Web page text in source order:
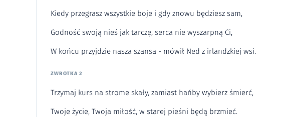
Kiedy przegrasz wszystkie boje i gdy znowu będziesz sam,
Godność swoją nieś jak tarczę, serca nie wyszarpną Ci,
W końcu przyjdzie nasza szansa - mówił Ned z irlandzkiej wsi.
ZWROTKA 2
Trzymaj kurs na strome skały, zamiast hańby wybierz śmierć,
Twoje życie, Twoja miłość, w starej pieśni będą brzmieć.